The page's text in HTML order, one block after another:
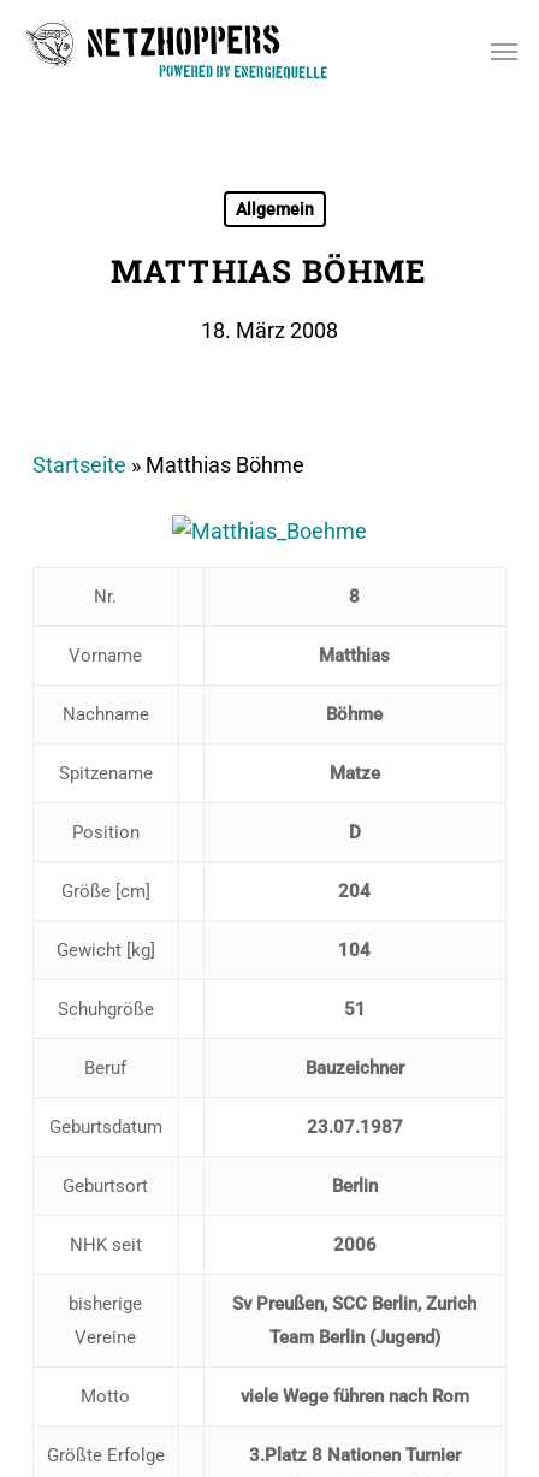
Allgemein
MATTHIAS BÖHME
18. März 2008
Startseite » Matthias Böhme
Nr. 8
Vorname Matthias
Nachname Böhme
Spitzename Matze
Position D
Größe [cm] 204
Gewicht [kg] 104
Schuhgröße 51
Beruf Bauzeichner
Geburtsdatum 23.07.1987
Geburtsort Berlin
NHK seit 2006
bisherige
Vereine
Sv Preußen, SCC Berlin, Zurich
Team Berlin (Jugend)
Motto viele Wege führen nach Rom
Größte Erfolge
3.Platz 8 Nationen Turnier